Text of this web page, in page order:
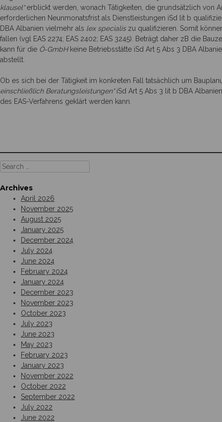
klausel“erblickt werden, wonach Tätigkeiten, die grundsätzlich von
erforderlichen Neunmonats­frist als Dienst­leistungen iSd lit b
DBA Albanien vielmehr als lex specialiszu qualifizieren. Somit
fallen (vgl EAS 2274; EAS 2402; EAS 3245). Beträgt daher zB die
kann für die Ö‑GmbHkeine Betriebsstätte iSd Art 5 Abs 3 DBA
abstellt.
Ob es sich bei der Tätigkeit im konkreten Fall tatsächlich um
einschließlich Beratungs­leistungen“iSd Art 5 Abs 3 lit b DBA
des EAS-Verfahrens geklärt werden kann.
Search
Archives
April 2026
November 2025
August 2025
January 2025
December 2024
July 2024
June 2024
February 2024
January 2024
December 2023
November 2023
October 2023
July 2023
June 2023
May 2023
February 2023
January 2023
November 2022
October 2022
September 2022
July 2022
June 2022